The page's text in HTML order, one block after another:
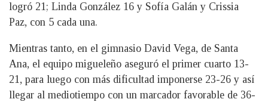
logró 21; Linda González 16 y Sofía Galán y Crissia
Paz, con 5 cada una.
Mientras tanto, en el gimnasio David Vega, de Santa
Ana, el equipo migueleño aseguró el primer cuarto 13-
21, para luego con más dificultad imponerse 23-26 y así
llegar al mediotiempo con un marcador favorable de 36-